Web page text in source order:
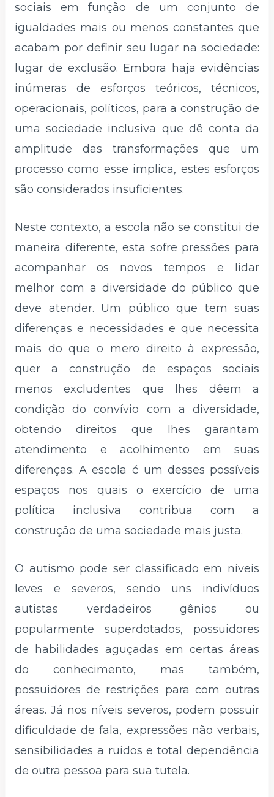
sociais em função de um conjunto de
igualdades mais ou menos constantes que
acabam por definir seu lugar na sociedade:
lugar de exclusão. Embora haja evidências
inúmeras de esforços teóricos, técnicos,
operacionais, políticos, para a construção de
uma sociedade inclusiva que dê conta da
amplitude das transformações que um
processo como esse implica, estes esforços
são considerados insuficientes.
Neste contexto, a escola não se constitui de
maneira diferente, esta sofre pressões para
acompanhar os novos tempos e lidar
melhor com a diversidade do público que
deve atender. Um público que tem suas
diferenças e necessidades e que necessita
mais do que o mero direito à expressão,
quer a construção de espaços sociais
menos excludentes que lhes dêem a
condição do convívio com a diversidade,
obtendo direitos que lhes garantam
atendimento e acolhimento em suas
diferenças. A escola é um desses possíveis
espaços nos quais o exercício de uma
política inclusiva contribua com a
construção de uma sociedade mais justa.
O autismo pode ser classificado em níveis
leves e severos, sendo uns indivíduos
autistas verdadeiros gênios ou
popularmente superdotados, possuidores
de habilidades aguçadas em certas áreas
do conhecimento, mas também,
possuidores de restrições para com outras
áreas. Já nos níveis severos, podem possuir
dificuldade de fala, expressões não verbais,
sensibilidades a ruídos e total dependência
de outra pessoa para sua tutela.